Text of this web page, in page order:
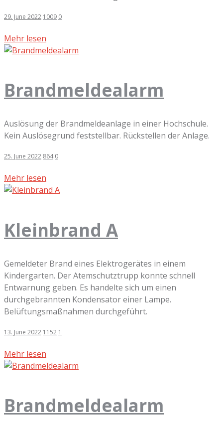
29. June 2022 1009 0
Mehr lesen
Brandmeldealarm
Auslösung der Brandmeldeanlage in einer Hochschule.
Kein Auslösegrund feststellbar. Rückstellen der Anlage.
25. June 2022 864 0
Mehr lesen
Kleinbrand A
Gemeldeter Brand eines Elektrogerätes in einem
Kindergarten. Der Atemschutztrupp konnte schnell
Entwarnung geben. Es handelte sich um einen
durchgebrannten Kondensator einer Lampe.
Belüftungsmaßnahmen durchgeführt.
13. June 2022 1152 1
Mehr lesen
Brandmeldealarm